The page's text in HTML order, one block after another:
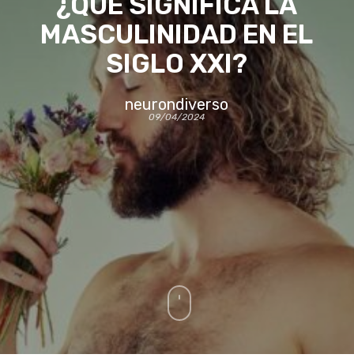
MASCULINIDAD EN EL
SIGLO XXI?
neurondiverso
09/04/2024